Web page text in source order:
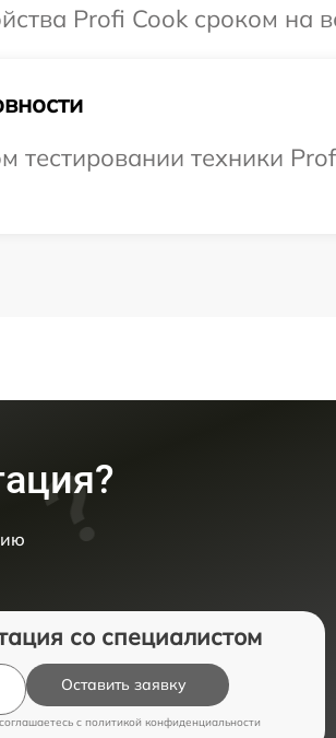
Profi Cook сроком на
техники
со специалистом
Оставить заявку
c политикой конфиденциальности